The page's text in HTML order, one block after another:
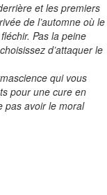
et les premiers
de l’automne où le
Pas la peine
d’attaquer le
qui vous
pour une cure en
pas avoir le moral